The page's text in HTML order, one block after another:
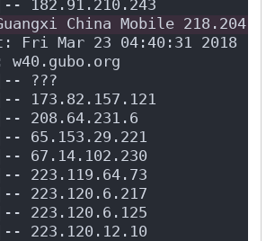
182.91.210.243
China Mobile
Fri Mar 23 04:40:31 2018
w40.gubo.org
???
173.82.157.121
208.64.231.6
65.153.29.221
67.14.102.230
223.119.64.73
223.120.6.217
223.120.6.125
223.120.12.10